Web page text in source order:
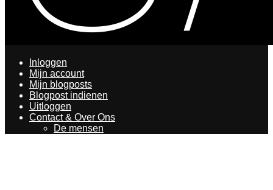
Inloggen
Mijn account
Mijn blogposts
Blogpost indienen
Uitloggen
Contact & Over Ons
De mensen